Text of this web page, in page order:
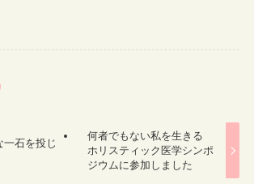
一石を投じ
何者でもない私を生きる
ホリスティック医学シンポ
ジウムに参加しました